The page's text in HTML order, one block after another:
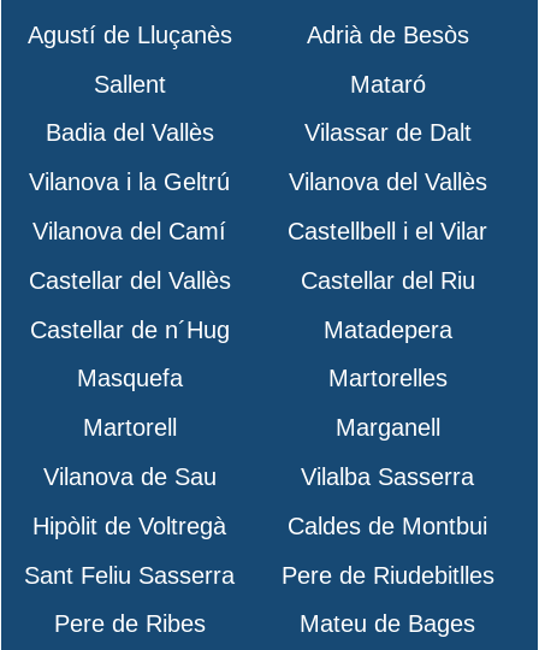
Agustí de Lluçanès
Adrià de Besòs
Sallent
Mataró
Badia del Vallès
Vilassar de Dalt
Vilanova i la Geltrú
Vilanova del Vallès
Vilanova del Camí
Castellbell i el Vilar
Castellar del Vallès
Castellar del Riu
Castellar de n´Hug
Matadepera
Masquefa
Martorelles
Martorell
Marganell
Vilanova de Sau
Vilalba Sasserra
Hipòlit de Voltregà
Caldes de Montbui
Sant Feliu Sasserra
Pere de Riudebitlles
Pere de Ribes
Mateu de Bages